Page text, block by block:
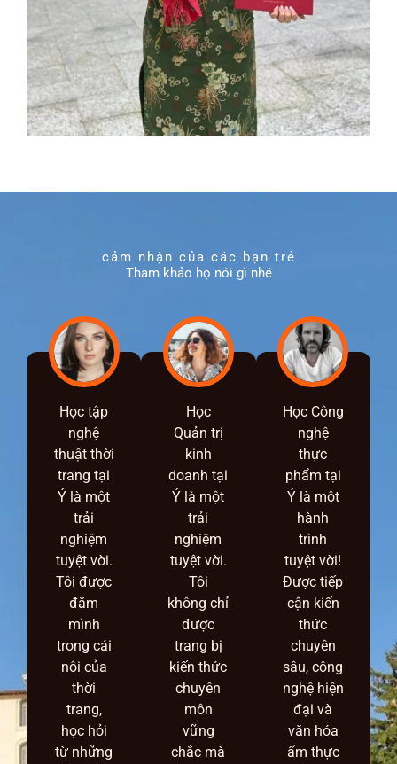
cảm nhận của các bạn trẻ
Tham khảo họ nói gì nhé
Học tập
nghệ
thuật thời
trang tại
Ý là một
trải
nghiệm
tuyệt vời.
Tôi được
đắm
mình
trong cái
nôi của
thời
trang,
học hỏi
từ những
Học
Quản trị
kinh
doanh tại
Ý là một
trải
nghiệm
tuyệt vời.
Tôi
không chỉ
được
trang bị
kiến thức
chuyên
môn
vững
chắc mà
Học Công
nghệ
thực
phẩm tại
Ý là một
hành
trình
tuyệt vời!
Được tiếp
cận kiến
thức
chuyên
sâu, công
nghệ hiện
đại và
văn hóa
ẩm thực